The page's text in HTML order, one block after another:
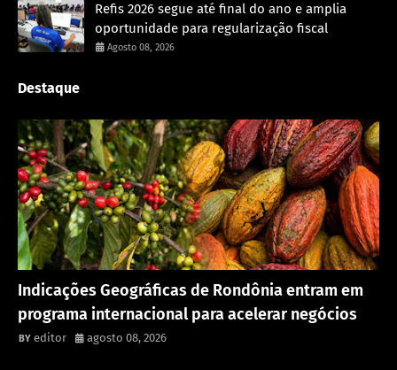
Refis 2026 segue até final do ano e amplia
oportunidade para regularização fiscal
Agosto 08, 2026
Destaque
Indicações Geográficas de Rondônia entram em
programa internacional para acelerar negócios
editor agosto 08, 2026